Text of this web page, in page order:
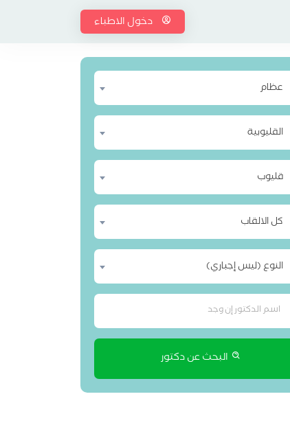
دخول الاطباء
عظام
القليوبية
قليوب
كل الالقاب
النوع (ليس إجباري)
البحث عن دكتور